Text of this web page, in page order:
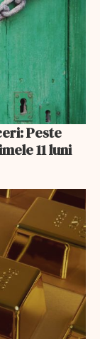
Peste
11 luni